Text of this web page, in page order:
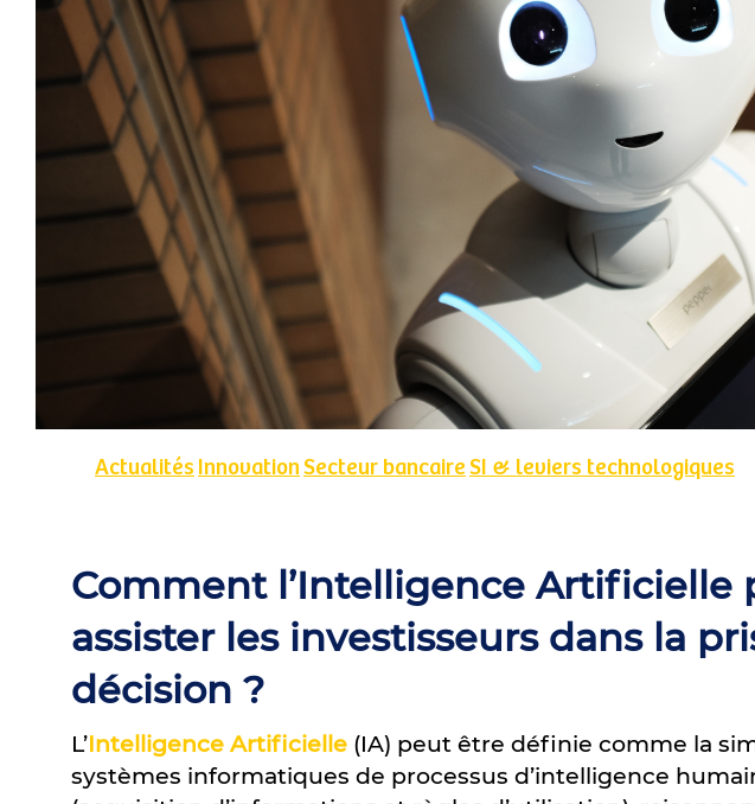
Actualités InnovationSecteur bancaireSI & leviers technologiques
Comment l’Intelligence Artificielle
assister les investisseurs dans la
décision ?
L’Intelligence Artificielle (IA) peut être définie comme la
systèmes informatiques de processus d’intelligence